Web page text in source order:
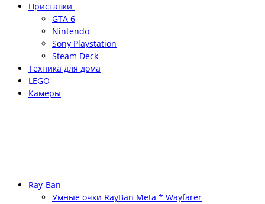
Приставки
GTA 6
Nintendo
Sony Playstation
Steam Deck
Техника для дома
LEGO
Камеры
Ray-Ban
Умные очки RayBan Meta * Wayfarer